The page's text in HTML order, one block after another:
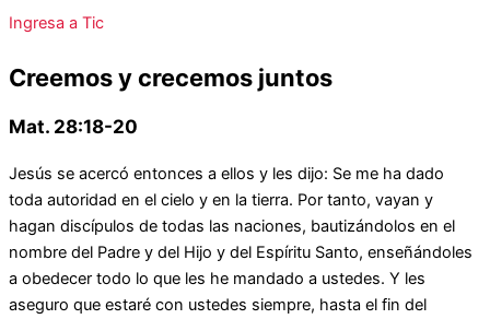
Ingresa a Tic
Creemos y crecemos juntos
Mat. 28:18-20
Jesús se acercó entonces a ellos y les dijo: Se me ha dado
toda autoridad en el cielo y en la tierra. Por tanto, vayan y
hagan discípulos de todas las naciones, bautizándolos en el
nombre del Padre y del Hijo y del Espíritu Santo, enseñándoles
a obedecer todo lo que les he mandado a ustedes. Y les
aseguro que estaré con ustedes siempre, hasta el fin del